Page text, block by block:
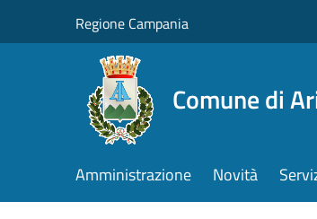
Regione Campania
Comune di
Amministrazione Novità